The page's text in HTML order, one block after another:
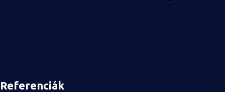
Referenciák